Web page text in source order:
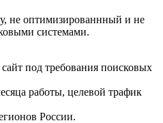
не оптимизированнный и не
системами.
под требования поисковых
работы, целевой трафик
России.